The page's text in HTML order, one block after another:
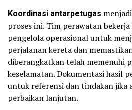
Koordinasi antarpetugas
proses ini. Tim perawatan
pengelola operasional untuk
perjalanan kereta dan
diberangkatkan telah memenuhi
keselamatan. Dokumentasi hasil
untuk referensi dan tindakan jika
perbaikan lanjutan.